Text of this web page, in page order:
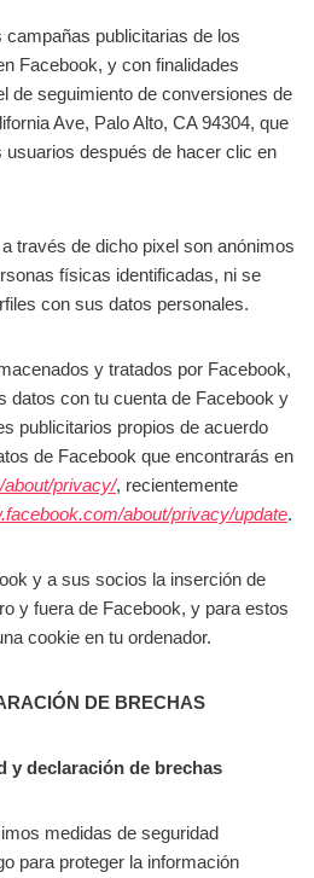
publicitarias de los
Facebook, y con finalidades
de seguimiento de conversiones de
Ave, Palo Alto, CA 94304, que
después de hacer clic en
través de dicho pixel son anónimos
físicas identificadas, ni se
con sus datos personales.
y tratados por Facebook,
datos con tu cuenta de Facebook y
publicitarios propios de acuerdo
de Facebook que encontrarás en
privacy/, recientemente
about/privacy/update.
y a sus socios la inserción de
y fuera de Facebook, y para estos
cookie en tu ordenador.
DE BRECHAS
y declaración de brechas
medidas de seguridad
para proteger la información